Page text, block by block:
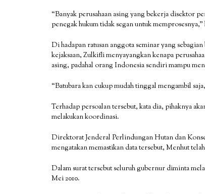
“Banyak perusahaan asing yang bekerja disektor
penegak hukum tidak segan untuk memprosesnya,”
Di hadapan ratusan anggota seminar yang
kejaksaan, Zulkifli menyayangkan kenapa
asing, padahal orang Indonesia sendiri mampu
“Batubara kan cukup mudah tinggal mengambil
Terhadap persoalan tersebut, kata dia, pihaknya
melakukan koordinasi.
Direktorat Jenderal Perlindungan Hutan dan
mengatakan memastikan data tersebut, Menhut
Dalam surat tersebut seluruh gubernur diminta
Mei 2010.